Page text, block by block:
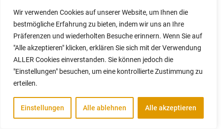
Wir verwenden Cookies auf unserer Website, um Ihnen die
bestmögliche Erfahrung zu bieten, indem wir uns an Ihre
Präferenzen und wiederholten Besuche erinnern. Wenn Sie auf
"Alle akzeptieren" klicken, erklären Sie sich mit der Verwendung
ALLER Cookies einverstanden. Sie können jedoch die
"Einstellungen" besuchen, um eine kontrollierte Zustimmung zu
erteilen.
Einstellungen Alle ablehnen Alle akzeptieren
die große Motiv-Auswahl an
Wohnmobil-Beschriftungen und
Aufkleber
Qualität von wunschwohnmobil
mit unserem Montagepartner
von der Idee bis zum fertigen Produkt.